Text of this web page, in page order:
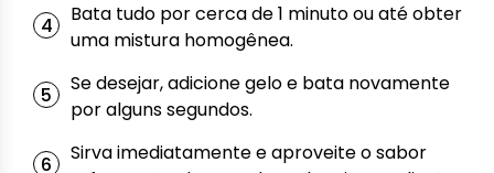
Bata tudo por cerca de 1 minuto ou até obter
uma mistura homogênea.
Se desejar, adicione gelo e bata novamente
por alguns segundos.
Sirva imediatamente e aproveite o sabor